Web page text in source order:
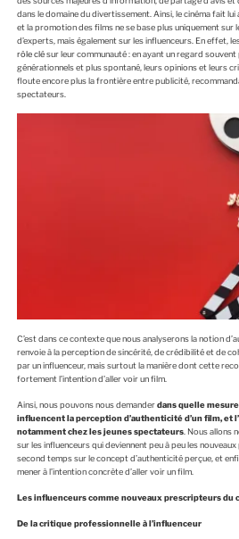
dans le domaine du divertissement. Ainsi, le cinéma fait
et la promotion des films ne se base plus uniquement sur
d’experts, mais également sur les influenceurs. En effet,
rôle clésur leur communauté : en ayant un regard
générationnels et plus spontané, leurs opinions et leurs
floute encore plus la frontière entre publicité,
spectateurs.
C’est dans ce contexte que nous analyserons la notion
renvoie à la perception de sincérité, de crédibilité et de
par un influenceur, mais surtout la manière dont cette
fortement l’intention d’aller voir un film.
Ainsi, nous pouvons nous demanderdans quelle
influencent la perception d’authenticité d’un film, et
notamment chez les jeunes spectateurs. Nous allons
sur les influenceurs qui deviennent peu à peu les
second temps sur le concept d’authenticité perçue, et
mener à l’intention concrète d’aller voir un film.
Les influenceurs comme nouveaux prescripteurs du
De la critique professionnelle à l’influenceur